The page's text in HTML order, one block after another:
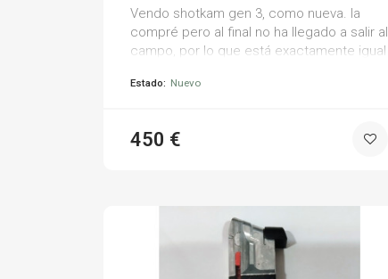
Vendo shotkam gen 3, como nueva. la
compré pero al final no ha llegado a salir al
campo, por lo que está exactamente igual
perfectamente y se entrega con sus
Estado: Nuevo
450 €